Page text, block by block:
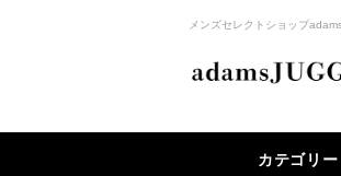
メンズセレクトショップ
カテゴリー